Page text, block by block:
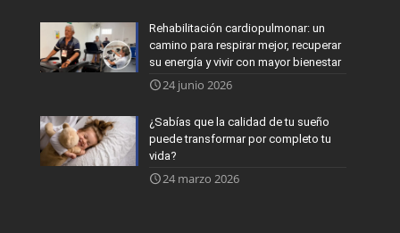
Rehabilitación cardiopulmonar: un
camino para respirar mejor, recuperar
su energía y vivir con mayor bienestar
24 junio 2026
¿Sabías que la calidad de tu sueño
puede transformar por completo tu
vida?
24 marzo 2026